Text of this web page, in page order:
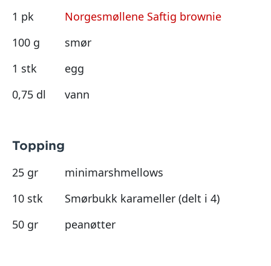
1 pk
Norgesmøllene Saftig brownie
100 g
smør
1 stk
egg
0,75 dl
vann
Topping
25 gr
minimarshmellows
10 stk
Smørbukk karameller (delt i 4)
50 gr
peanøtter